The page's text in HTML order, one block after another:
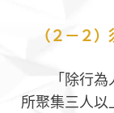
（２－２
「除行
所聚集三人以